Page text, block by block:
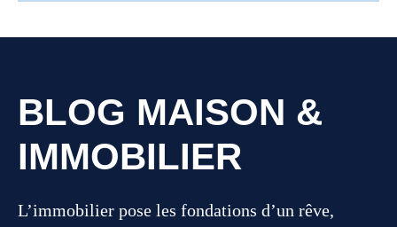
BLOG MAISON &
IMMOBILIER
L’immobilier pose les fondations d’un rêve,